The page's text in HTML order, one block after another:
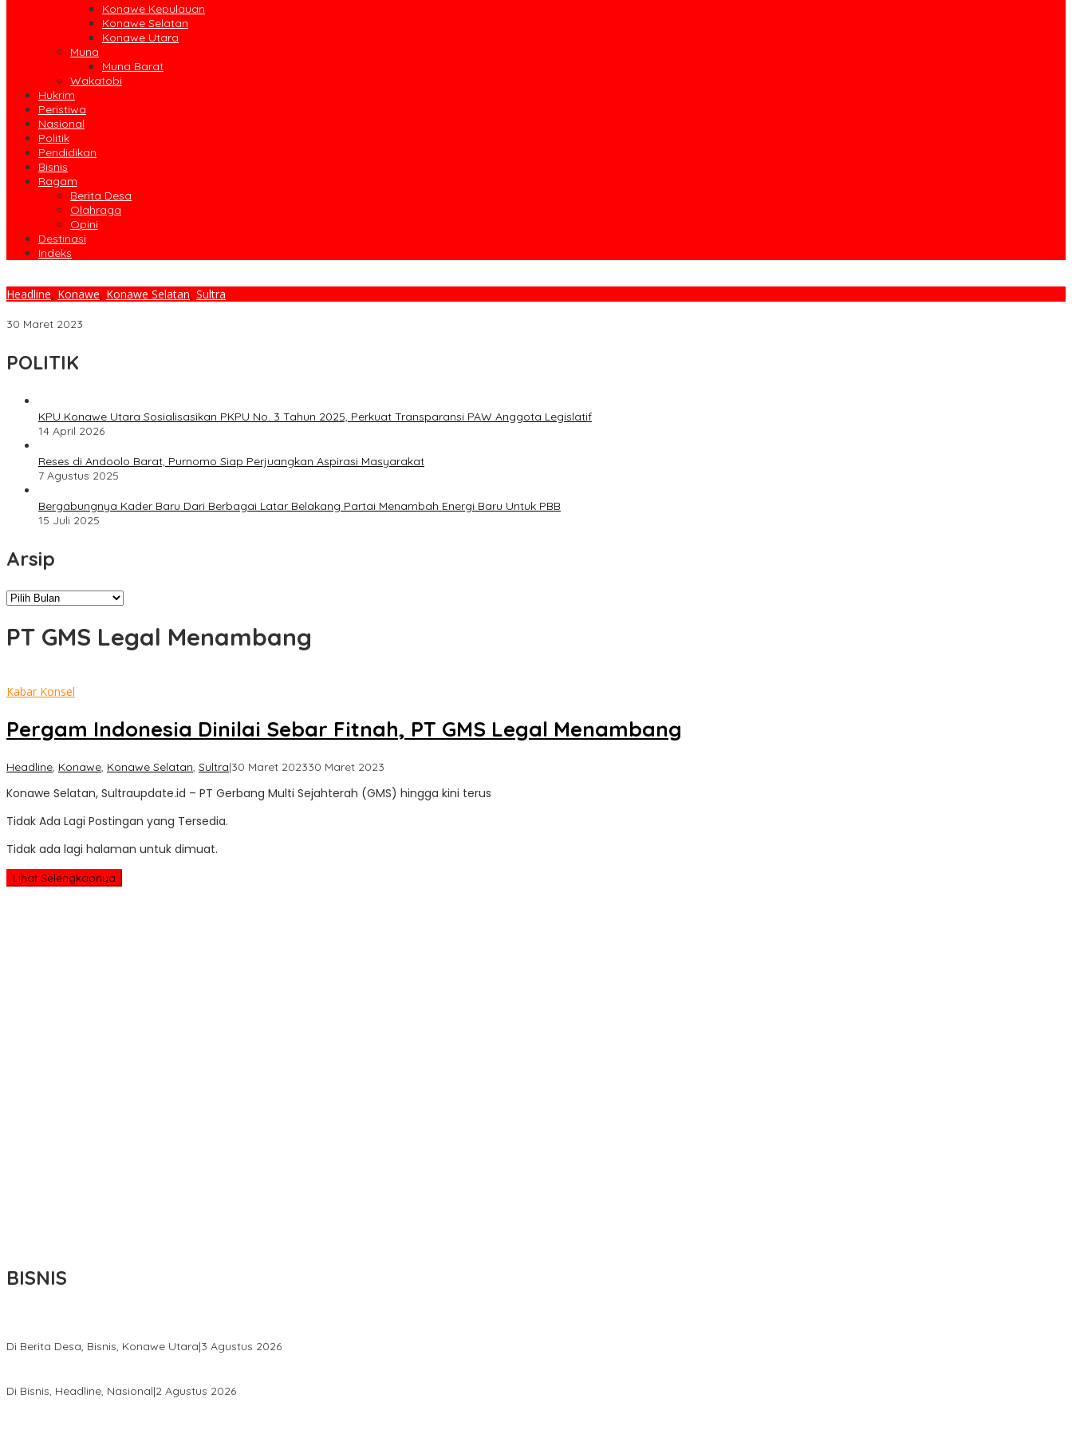
Konawe Kepulauan
Konawe Selatan
Konawe Utara
Muna
Muna Barat
Wakatobi
Hukrim
Peristiwa
Nasional
Politik
Pendidikan
Bisnis
Ragam
Berita Desa
Olahraga
Opini
Destinasi
Indeks
Headline, Konawe, Konawe Selatan, Sultra
30 Maret 2023
POLITIK
KPU Konawe Utara Sosialisasikan PKPU No. 3 Tahun 2025, Perkuat Transparansi PAW Anggota Legislatif
14 April 2026
Reses di Andoolo Barat, Purnomo Siap Perjuangkan Aspirasi Masyarakat
7 Agustus 2025
Bergabungnya Kader Baru Dari Berbagai Latar Belakang Partai Menambah Energi Baru Untuk PBB
15 Juli 2025
Arsip
Arsip
PT GMS Legal Menambang
Kabar Konsel
Pergam Indonesia Dinilai Sebar Fitnah, PT GMS Legal Menambang
Headline, Konawe, Konawe Selatan, Sultra|30 Maret 202330 Maret 2023
Update
Konawe Selatan, Sultraupdate.id – PT Gerbang Multi Sejahterah (GMS) hingga kini terus
Tidak Ada Lagi Postingan yang Tersedia.
Tidak ada lagi halaman untuk dimuat.
Lihat Selengkapnya
BISNIS
Di Berita Desa, Bisnis, Konawe Utara|3 Agustus 2026
Di Bisnis, Headline, Nasional|2 Agustus 2026